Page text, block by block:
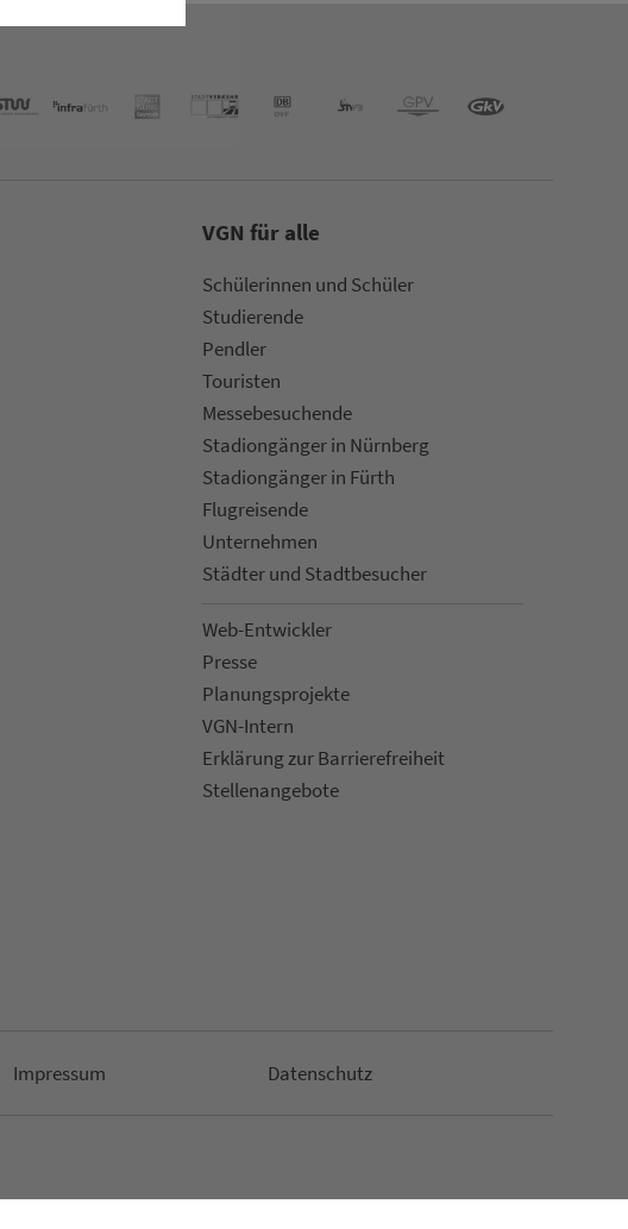
VGN für alle
Schülerinnen und Schüler
Stu­die­rende
Pendler
Touristen
Mes­se­be­suchende
Sta­di­on­gän­ger in Nürn­berg
Sta­di­on­gän­ger in Fürth
Flug­rei­sen­de
Un­ter­neh­men
Städter und Stadt­be­su­cher
Web-Entwickler
Presse
Pla­nungs­pro­jekte
VGN-Intern
Erklärung zur Bar­ri­e­re­frei­heit
Stellenan­ge­bote
Impressum Da­ten­schutz